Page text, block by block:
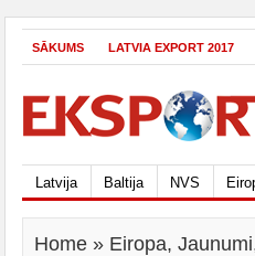
SĀKUMS LATVIA EXPORT 2017
Latvija Baltija NVS
Home » Eiropa, Jaunumi